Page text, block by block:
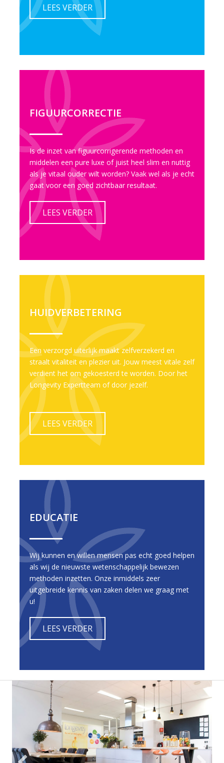
LEES VERDER
FIGUURCORRECTIE
Is de inzet van figuurcorrigerende methoden en
middelen een pure luxe of juist heel slim en nuttig
als je vitaal ouder wilt worden? Vaak wel als je echt
gaat voor een goed zichtbaar resultaat.
LEES VERDER
HUIDVERBETERING
Een verzorgd uiterlijk maakt zelfverzekerd en
straalt vitaliteit en plezier uit. Jouw meest vitale zelf
verdient het om gekoesterd te worden. Door het
Longevity Expertteam of door jezelf.
LEES VERDER
EDUCATIE
Wij kunnen en willen mensen pas echt goed helpen
als wij de nieuwste wetenschappelijk bewezen
methoden inzetten. Onze inmiddels zeer
uitgebreide kennis van zaken delen we graag met
u!
LEES VERDER